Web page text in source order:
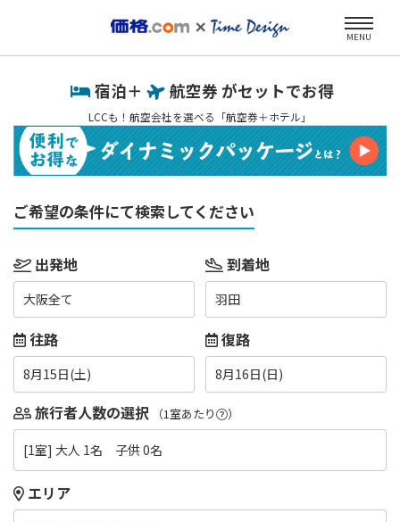
MENU
宿泊＋ 航空券 がセットでお得
LCCも！航空会社を選べる「航空券＋ホテル」
ご希望の条件にて検索してください
出発地
大阪全て
到着地
羽田
往路
8月15日(土)
復路
8月16日(日)
旅行者人数の選択 （1室あたり ）
[1室] 大人 1名 子供 0名
エリア